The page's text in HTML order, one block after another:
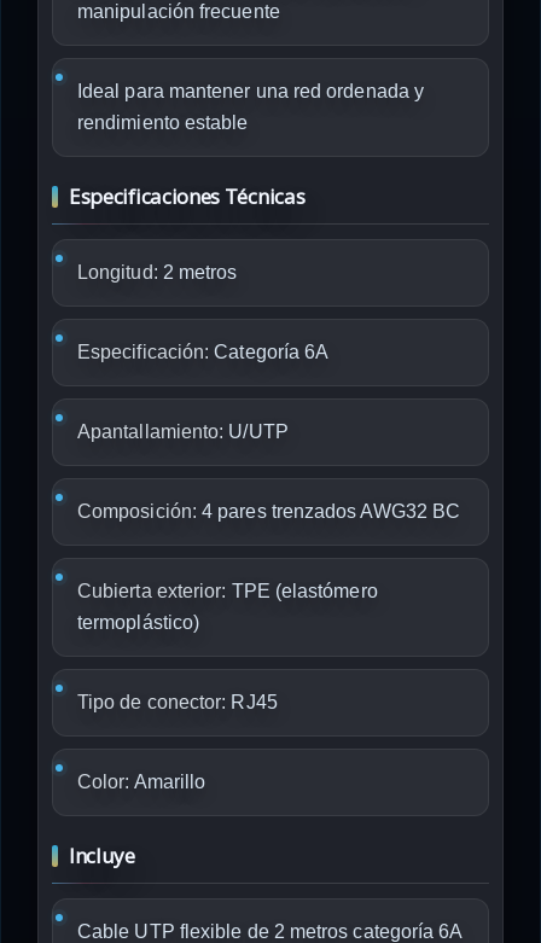
manipulación frecuente
Ideal para mantener una red ordenada y
rendimiento estable
Especificaciones Técnicas
Longitud: 2 metros
Especificación: Categoría 6A
Apantallamiento: U/UTP
Composición: 4 pares trenzados AWG32 BC
Cubierta exterior: TPE (elastómero
termoplástico)
Tipo de conector: RJ45
Color: Amarillo
Incluye
Cable UTP flexible de 2 metros categoría 6A